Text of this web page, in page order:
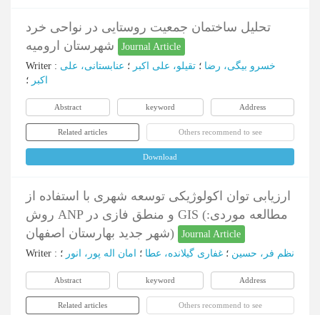
تحلیل ساختمان جمعیت روستایی در نواحی خرد
Journal Article
Writer : خسرو بیگی، رضا ؛ تقیلو، علی اکبر ؛ عنابستانی، علی
اکبر ؛
Abstract keyword Address
Related articles Others recommend to see
Download
ارزیابی توان اکولوژیکی توسعه شهری با استفاده از
روش ANP و منطق فازی در GIS (مطالعه موردی:
شهر جدید بهارستان اصفهان)
Journal Article
Writer : نظم فر، حسین ؛ غفاری گیلانده، عطا ؛ امان اله پور، انور ؛
Abstract keyword Address
Related articles Others recommend to see